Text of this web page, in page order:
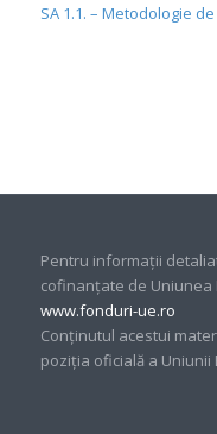
SA 1.1. – Metodologie
Pentru informaţii
cofinanţate de Uniunea
www.fonduri-ue.ro
Conţinutul acestui
poziţia oficială a